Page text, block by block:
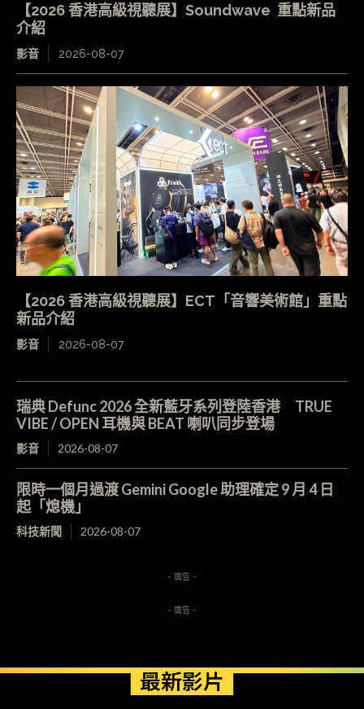
【2026 香港高級視聽展】Soundwave 重點新品
介紹
影音 2026-08-07
【2026 香港高級視聽展】ECT「音響美術館」重點
新品介紹
影音 2026-08-07
瑞典 Defunc 2026 全新藍牙系列登陸香港 TRUE
VIBE / OPEN 耳機與 BEAT 喇叭同步登場
影音 2026-08-07
限時一個月過渡 Gemini Google 助理確定 9 月 4 日
起「熄機」
科技新聞 2026-08-07
- 廣告 -
- 廣告 -
最新影片